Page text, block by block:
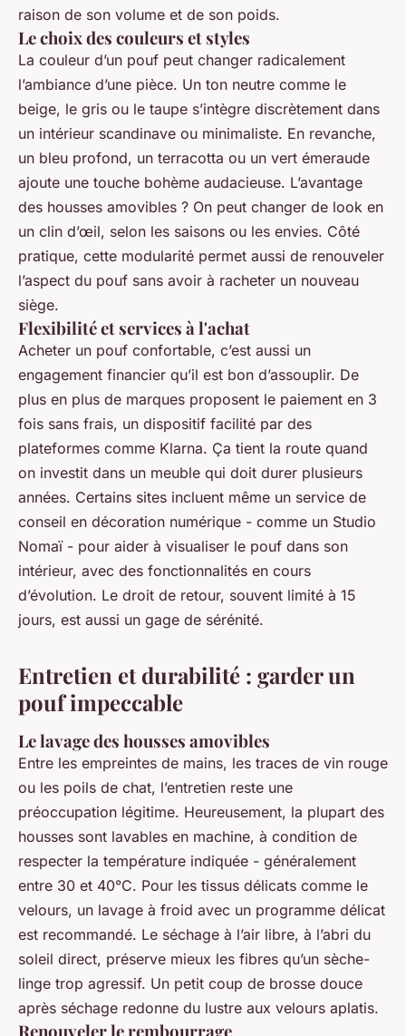
raison de son volume et de son poids.
Le choix des couleurs et styles
La couleur d’un pouf peut changer radicalement
l’ambiance d’une pièce. Un ton neutre comme le
beige, le gris ou le taupe s’intègre discrètement dans
un intérieur scandinave ou minimaliste. En revanche,
un bleu profond, un terracotta ou un vert émeraude
ajoute une touche bohème audacieuse. L’avantage
des housses amovibles ? On peut changer de look en
un clin d’œil, selon les saisons ou les envies. Côté
pratique, cette modularité permet aussi de renouveler
l’aspect du pouf sans avoir à racheter un nouveau
siège.
Flexibilité et services à l'achat
Acheter un pouf confortable, c’est aussi un
engagement financier qu’il est bon d’assouplir. De
plus en plus de marques proposent le paiement en 3
fois sans frais, un dispositif facilité par des
plateformes comme Klarna. Ça tient la route quand
on investit dans un meuble qui doit durer plusieurs
années. Certains sites incluent même un service de
conseil en décoration numérique - comme un Studio
Nomaï - pour aider à visualiser le pouf dans son
intérieur, avec des fonctionnalités en cours
d’évolution. Le droit de retour, souvent limité à 15
jours, est aussi un gage de sérénité.
Entretien et durabilité : garder un
pouf impeccable
Le lavage des housses amovibles
Entre les empreintes de mains, les traces de vin rouge
ou les poils de chat, l’entretien reste une
préoccupation légitime. Heureusement, la plupart des
housses sont lavables en machine, à condition de
respecter la température indiquée - généralement
entre 30 et 40°C. Pour les tissus délicats comme le
velours, un lavage à froid avec un programme délicat
est recommandé. Le séchage à l’air libre, à l’abri du
soleil direct, préserve mieux les fibres qu’un sèche-
linge trop agressif. Un petit coup de brosse douce
après séchage redonne du lustre aux velours aplatis.
Renouveler le rembourrage